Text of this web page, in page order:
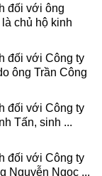
đối với ông
chủ hộ kinh
đối với Công ty
ông Trần Công
đối với Công ty
Tấn, sinh ...
đối với Công ty
Nguyễn Ngọc ...